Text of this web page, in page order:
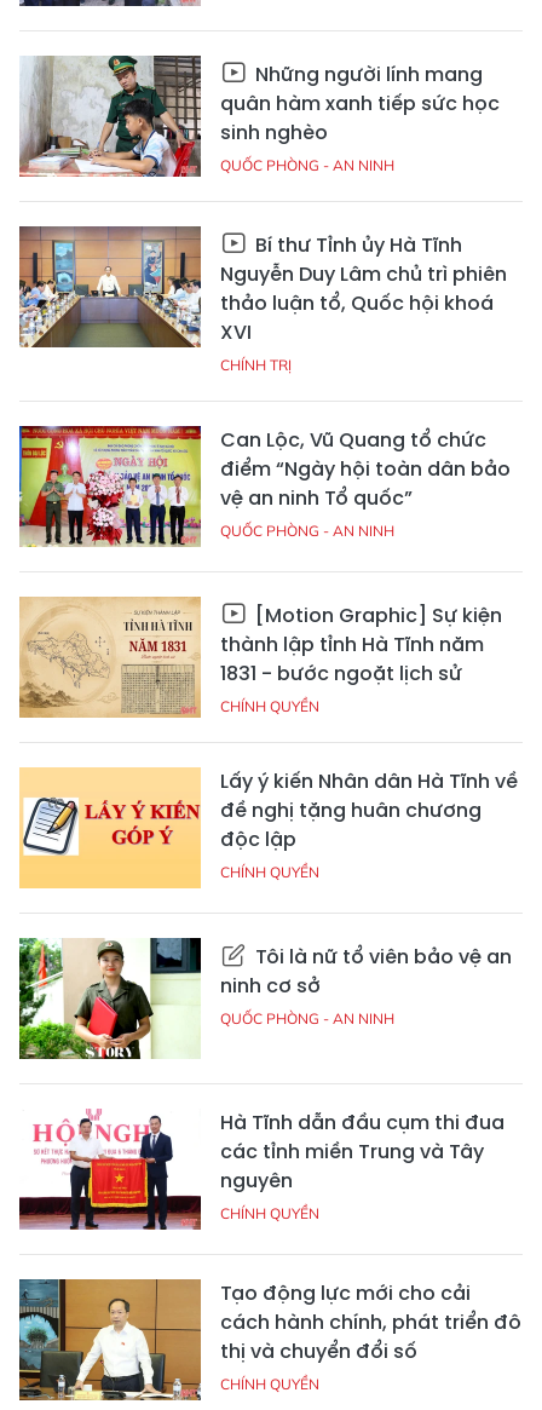
Những người lính mang
quân hàm xanh tiếp sức học
sinh nghèo
QUỐC PHÒNG - AN NINH
Bí thư Tỉnh ủy Hà Tĩnh
Nguyễn Duy Lâm chủ trì phiên
thảo luận tổ, Quốc hội khoá
XVI
CHÍNH TRỊ
Can Lộc, Vũ Quang tổ chức
điểm “Ngày hội toàn dân bảo
vệ an ninh Tổ quốc”
QUỐC PHÒNG - AN NINH
[Motion Graphic] Sự kiện
thành lập tỉnh Hà Tĩnh năm
1831 - bước ngoặt lịch sử
CHÍNH QUYỀN
Lấy ý kiến Nhân dân Hà Tĩnh về
đề nghị tặng huân chương
độc lập
CHÍNH QUYỀN
Tôi là nữ tổ viên bảo vệ an
ninh cơ sở
QUỐC PHÒNG - AN NINH
Hà Tĩnh dẫn đầu cụm thi đua
các tỉnh miền Trung và Tây
nguyên
CHÍNH QUYỀN
Tạo động lực mới cho cải
cách hành chính, phát triển đô
thị và chuyển đổi số
CHÍNH QUYỀN